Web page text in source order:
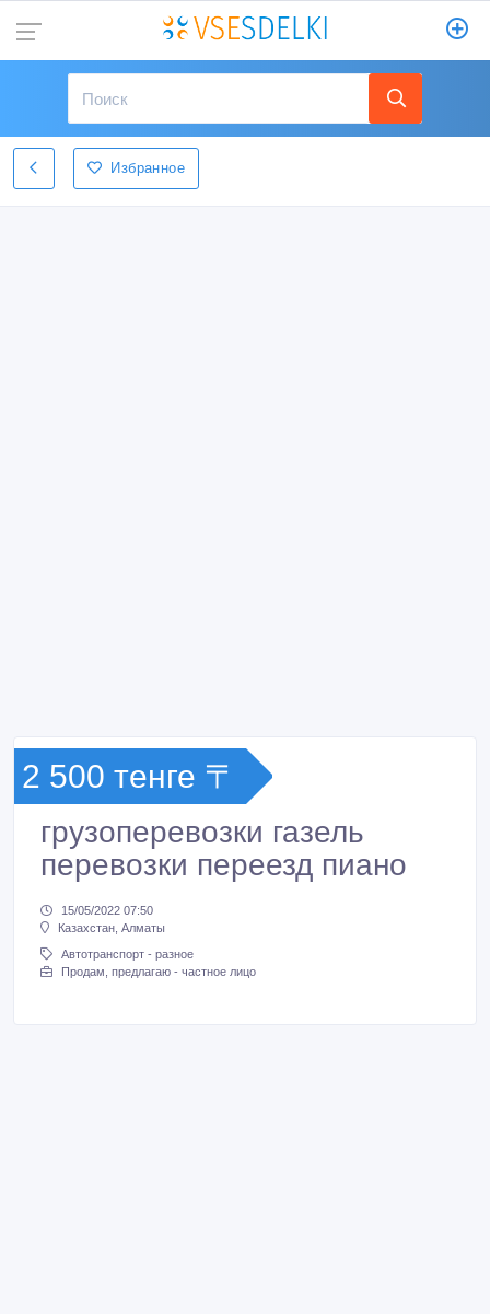
Избранное
2 500 тенге 〒
грузоперевозки газель
перевозки переезд пиано
15/05/2022 07:50
Казахстан, Алматы
Автотранспорт - разное
Продам, предлагаю - частное лицо